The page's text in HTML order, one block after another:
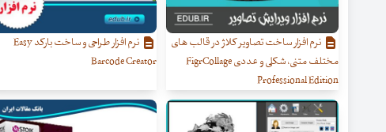
نرم افزار ساخت تصاویر کلاژ در قالب های
مختلف متنی، شکلی و عددی FigrCollage
Professional Edition
نرم افزار طراحی و ساخت بارکد Easy
Barcode Creator